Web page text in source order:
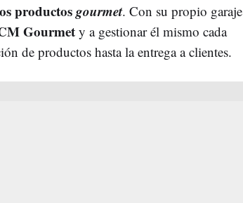
productosgourmet. Con su propio garaje
Gourmet y a gestionar él mismo cada
de productos hasta la entrega a clientes.